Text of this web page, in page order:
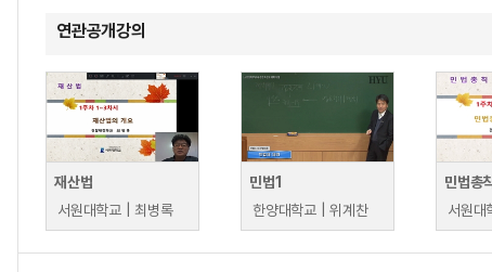
연관공개강의
재산법
서원대학교 | 최병록
민법1
한양대학교 | 위계찬
민법총
서원대